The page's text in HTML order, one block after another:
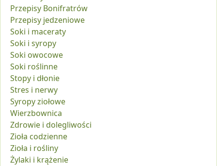
Przepisy Bonifratrów
Przepisy jedzeniowe
Soki i maceraty
Soki i syropy
Soki owocowe
Soki roślinne
Stopy i dłonie
Stres i nerwy
Syropy ziołowe
Wierzbownica
Zdrowie i dolegliwości
Zioła codzienne
Zioła i rośliny
Żylaki i krążenie